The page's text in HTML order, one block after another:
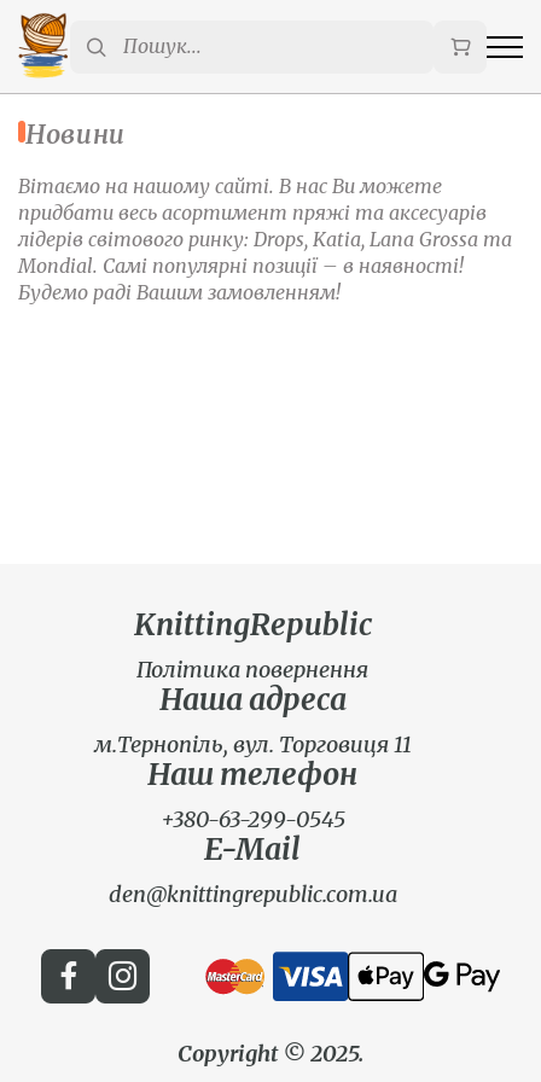
Новини
Вітаємо на нашому сайті. В нас Ви можете
придбати весь асортимент пряжі та аксесуарів
лідерів світового ринку: Drops, Katia, Lana Grossa та
Мondial. Самі популярні позиції – в наявності!
Будемо раді Вашим замовленням!
KnittingRepublic
Політика повернення
Наша адреса
м.Тернопіль, вул. Торговиця 11
Наш телефон
+380-63-299-0545
E-Mail
den@knittingrepublic.com.ua
Copyright © 2025.